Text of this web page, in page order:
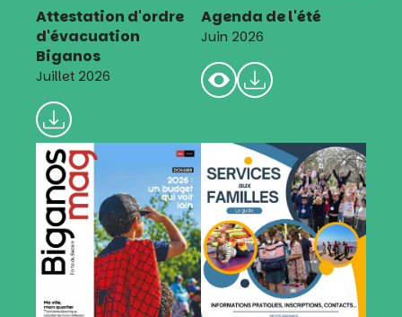
Attestation d'ordre
d'évacuation
Biganos
Juillet 2026
Agenda de l'été
Juin 2026